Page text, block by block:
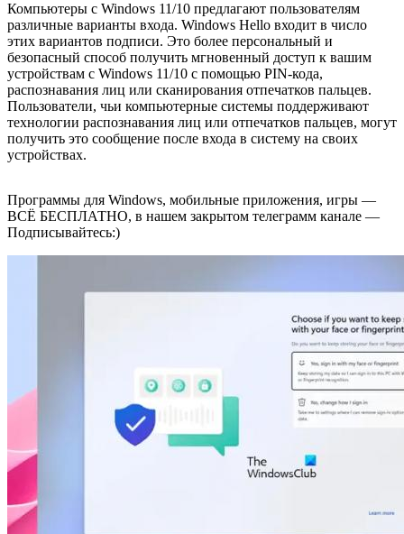
Компьютеры с Windows 11/10 предлагают пользователям
различные варианты входа. Windows Hello входит в число
этих вариантов подписи. Это более персональный и
безопасный способ получить мгновенный доступ к вашим
устройствам с Windows 11/10 с помощью PIN-кода,
распознавания лиц или сканирования отпечатков пальцев.
Пользователи, чьи компьютерные системы поддерживают
технологии распознавания лиц или отпечатков пальцев, могут
получить это сообщение после входа в систему на своих
устройствах.
Программы для Windows, мобильные приложения, игры —
ВСЁ БЕСПЛАТНО, в нашем закрытом телеграмм канале —
Подписывайтесь:)